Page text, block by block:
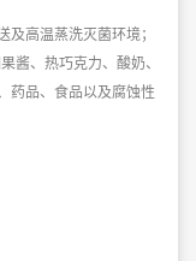
高温蒸洗灭菌环境；
酱、热巧克力、酸奶、
药品、食品以及腐蚀性